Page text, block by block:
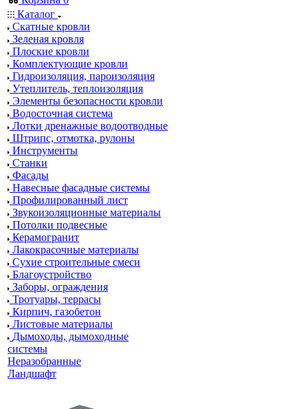
Каталог
Скатные кровли
Зеленая кровля
Плоские кровли
Комплектующие кровли
Гидроизоляция, пароизоляция
Утеплитель, теплоизоляция
Элементы безопасности кровли
Водосточная система
Лотки дренажные водоотводные
Штрипс, отмотка, рулоны
Инструменты
Станки
Фасады
Навесные фасадные системы
Профилированный лист
Звукоизоляционные материалы
Потолки подвесные
Керамогранит
Лакокрасочные материалы
Сухие строительные смеси
Благоустройство
Заборы, ограждения
Тротуары, террасы
Кирпич, газобетон
Листовые материалы
Дымоходы, дымоходные
системы
Неразобранные
Ландшафт